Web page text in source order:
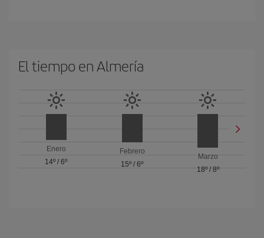
El tiempo en Almería
Enero
14º /6º
Febrero
15º / 6º
Marzo
18º/ 8º